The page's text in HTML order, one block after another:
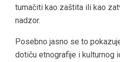
tumačiti kao zaštita ili kao
nadzor.
Posebno jasno se to
dotiču etnografije i kulturnog